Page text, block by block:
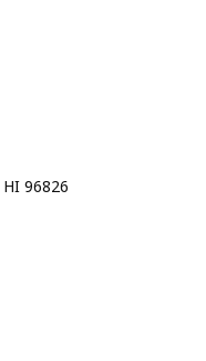
96826